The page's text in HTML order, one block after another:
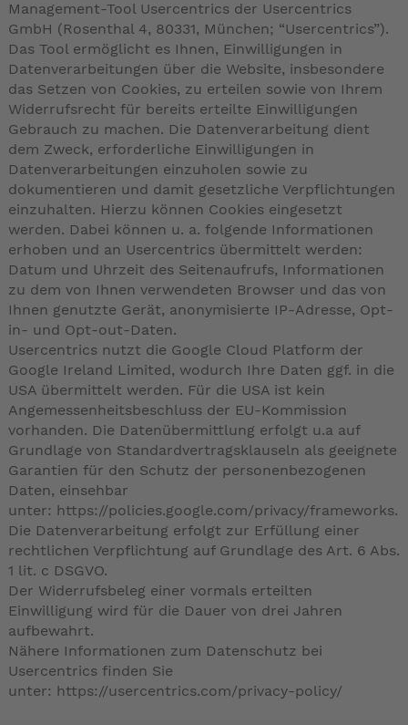
Management-Tool Usercentrics der Usercentrics
GmbH (Rosenthal 4, 80331, München; “Usercentrics”).
Das Tool ermöglicht es Ihnen, Einwilligungen in
Datenverarbeitungen über die Website, insbesondere
das Setzen von Cookies, zu erteilen sowie von Ihrem
Widerrufsrecht für bereits erteilte Einwilligungen
Gebrauch zu machen. Die Datenverarbeitung dient
dem Zweck, erforderliche Einwilligungen in
Datenverarbeitungen einzuholen sowie zu
dokumentieren und damit gesetzliche Verpflichtungen
einzuhalten. Hierzu können Cookies eingesetzt
werden. Dabei können u. a. folgende Informationen
erhoben und an Usercentrics übermittelt werden:
Datum und Uhrzeit des Seitenaufrufs, Informationen
zu dem von Ihnen verwendeten Browser und das von
Ihnen genutzte Gerät, anonymisierte IP-Adresse, Opt-
in- und Opt-out-Daten.
Usercentrics nutzt die Google Cloud Platform der
Google Ireland Limited, wodurch Ihre Daten ggf. in die
USA übermittelt werden. Für die USA ist kein
Angemessenheitsbeschluss der EU-Kommission
vorhanden. Die Datenübermittlung erfolgt u.a auf
Grundlage von Standardvertragsklauseln als geeignete
Garantien für den Schutz der personenbezogenen
Daten, einsehbar
unter:
https://policies.google.com/privacy/frameworks.
Die Datenverarbeitung erfolgt zur Erfüllung einer
rechtlichen Verpflichtung auf Grundlage des Art. 6 Abs.
1 lit. c DSGVO.
Der Widerrufsbeleg einer vormals erteilten
Einwilligung wird für die Dauer von drei Jahren
aufbewahrt.
Nähere Informationen zum Datenschutz bei
Usercentrics finden Sie
unter:
https://usercentrics.com/privacy-policy/